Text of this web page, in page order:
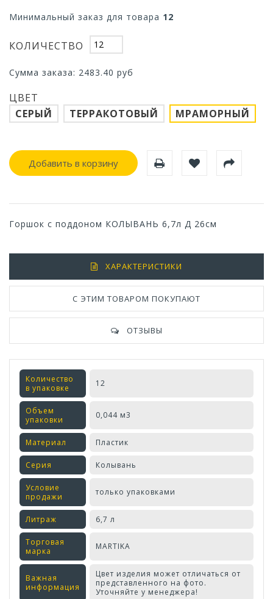
Минимальный заказ для товара 12
КОЛИЧЕСТВО
Сумма заказа: 2483.40 руб
ЦВЕТ
СЕРЫЙ
ТЕРРАКОТОВЫЙ МРАМОРНЫЙ
Добавить в корзину
Горшок с поддоном КОЛЫВАНЬ 6,7л Д 26см
ХАРАКТЕРИСТИКИ
С ЭТИМ ТОВАРОМ ПОКУПАЮТ
ОТЗЫВЫ
Количество
в упаковке
12
Объем
упаковки
0,044 м3
Материал Пластик
Серия Колывань
Условие
продажи
только упаковками
Литраж 6,7 л
Торговая
марка
MARTIKA
Важная
информация
Цвет изделия может отличаться от
представленного на фото.
Уточняйте у менеджера!